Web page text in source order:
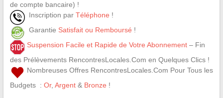
de compte bancaire) !
Inscription par Téléphone !
Garantie Satisfait ou Remboursé !
Suspension Facile et Rapide de Votre Abonnement– Fin
des Prélèvements RencontresLocales.Com en Quelques Clics !
Nombreuses Offres RencontresLocales.Com Pour Tous les
Budgets : Or, Argent& Bronze !